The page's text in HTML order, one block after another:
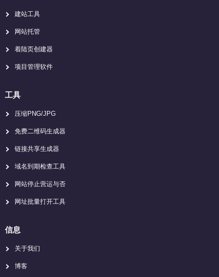
建站工具
网站托管
着陆页创建器
项目管理软件
工具
压缩PNG/JPG
免费二维码生成器
链接共享生成器
域名到期检查工具
网站停止营运与否
网址批量打开工具
信息
关于我们
博客